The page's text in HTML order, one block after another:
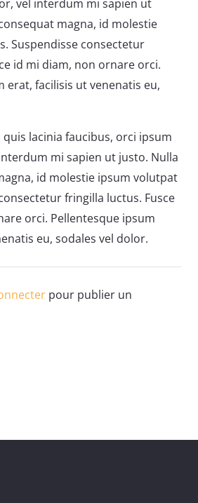
vel interdum mi sapien ut
magna, id molestie
Suspendisse consectetur
id mi diam, non ornare orci.
erat, facilisis ut venenatis eu,
lacinia faucibus, orci ipsum
mi sapien ut justo. Nulla
id molestie ipsum volutpat
fringilla luctus. Fusce
orci. Pellentesque ipsum
eu, sodales vel dolor.
pour publier un